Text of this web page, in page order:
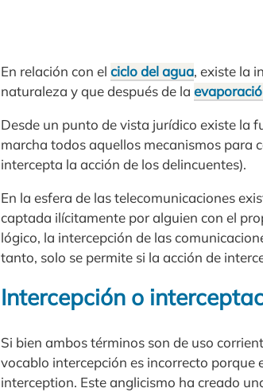
En relación con el ciclo del agua, existe la
naturaleza y que después de la
Desde un punto de vista jurídico existe la
marcha todos aquellos mecanismos para
intercepta la acción de los delincuentes).
En la esfera de las telecomunicaciones
captada ilícitamente por alguien con el
lógico, la intercepción de las
tanto, solo se permite si la acción de
Intercepción o
Si bien ambos términos son de uso
vocablo intercepción es incorrecto
interception. Este anglicismo ha creado